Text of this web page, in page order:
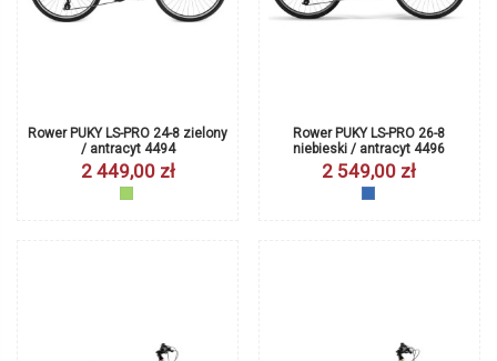
Rower PUKY LS-PRO 24-8 zielony
/ antracyt 4494
2 449,00 zł
zielony
Rower PUKY LS-PRO 26-8
niebieski / antracyt 4496
2 549,00 zł
niebieski